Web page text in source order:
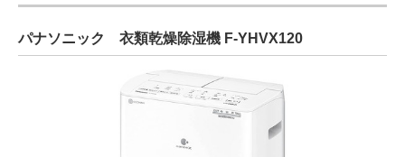
パナソニック 衣類乾燥除湿機 F-YHVX120